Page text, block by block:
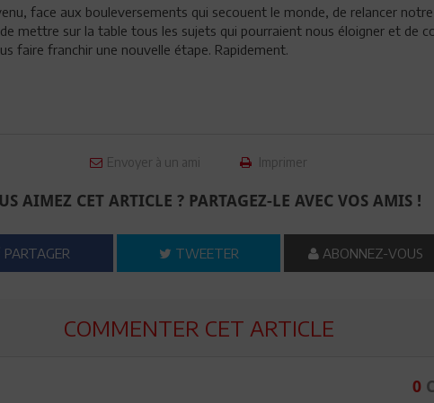
face aux bouleversements qui secouent le monde, de relancer
de mettre sur la table tous les sujets qui pourraient nous éloigner et de
faire franchir une nouvelle étape. Rapidement.
Envoyer à un ami Imprimer
AIMEZ CET ARTICLE ? PARTAGEZ-LE AVEC VOS AMIS !
PARTAGER TWEETER ABONNEZ-VOUS
COMMENTER CET ARTICLE
0